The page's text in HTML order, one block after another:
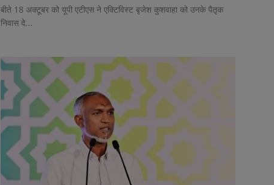
बीते 18 अक्टूबर को यूपी एटीएस ने एक्टिविस्ट बृजेश कुशवाहा को उनके पैतृक
निवास दे...